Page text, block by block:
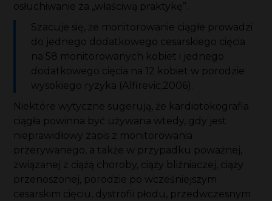
osłuchiwanie za „właściwą praktykę”.
Szacuje się, że monitorowanie ciągłe prowadzi
do jednego dodatkowego cesarskiego cięcia
na 58 monitorowanych kobiet i jednego
dodatkowego cięcia na 12 kobiet w porodzie
wysokiego ryzyka (Alfirevic,2006).
Niektóre wytyczne sugerują, że kardiotokografia
ciągła powinna być używana wtedy, gdy jest
nieprawidłowy zapis z monitorowania
przerywanego, a także w przypadku poważnej,
związanej z ciążą choroby, ciąży bliźniaczej, ciąży
przenoszonej, porodzie po wcześniejszym
cesarskim cięciu, dystrofii płodu, przedwczesnym